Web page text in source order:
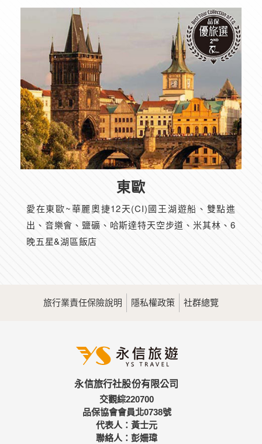
東歐
愛在東歐~華麗奧捷12天(CI)國王湖遊船、雙點進
出、音樂會、鹽礦、哈斯達特天空步道、米其林、6
晚五星&湖區飯店
旅行業責任保險說明 隱私權政策 社群總覽
永信旅行社股份有限公司
交觀綜220700
品保協會會員北0738號
代表人：黃士元
聯絡人：彭姍瑋